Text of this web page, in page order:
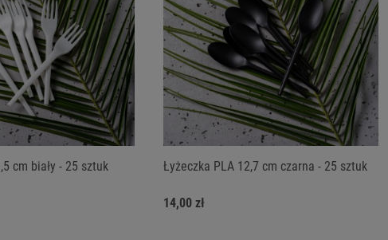
cm biały - 25 sztuk Łyżeczka PLA 12,7 cm czarna - 25 sztuk
14,00 zł